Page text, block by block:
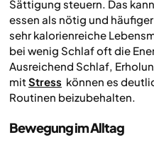
Sättigung steuern. Das
essen als nötig und
sehr kalorienreiche
bei wenig Schlaf oft die
Ausreichend Schlaf,
mitStress können es
Routinen beizubehalten.
Bewegung im Alltag